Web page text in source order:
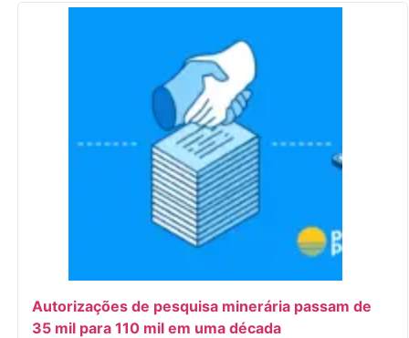
Autorizações de pesquisa minerária passam de
35 mil para 110 mil em uma década